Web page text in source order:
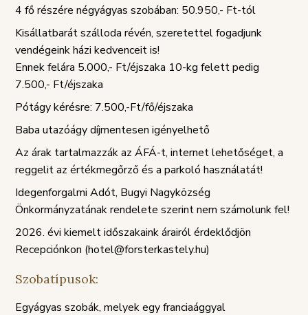
4 fő részére négyágyas szobában: 50.950,- Ft-tól
Kisállatbarát szálloda révén, szeretettel fogadjunk
vendégeink házi kedvenceit is!
Ennek felára 5.000,- Ft/éjszaka 10-kg felett pedig
7.500,- Ft/éjszaka
Pótágy kérésre: 7.500,-Ft/fő/éjszaka
Baba utazóágy díjmentesen igényelhető
Az árak tartalmazzák az ÁFÁ-t, internet lehetőséget, a
reggelit az értékmegőrző és a parkoló használatát!
Idegenforgalmi Adót, Bugyi Nagyközség
Önkormányzatának rendelete szerint nem számolunk fel!
2026. évi kiemelt időszakaink árairól érdeklődjön
Recepciónkon (hotel@forsterkastely.hu)
Szobatípusok:
Egyágyas szobák, melyek egy franciaággyal